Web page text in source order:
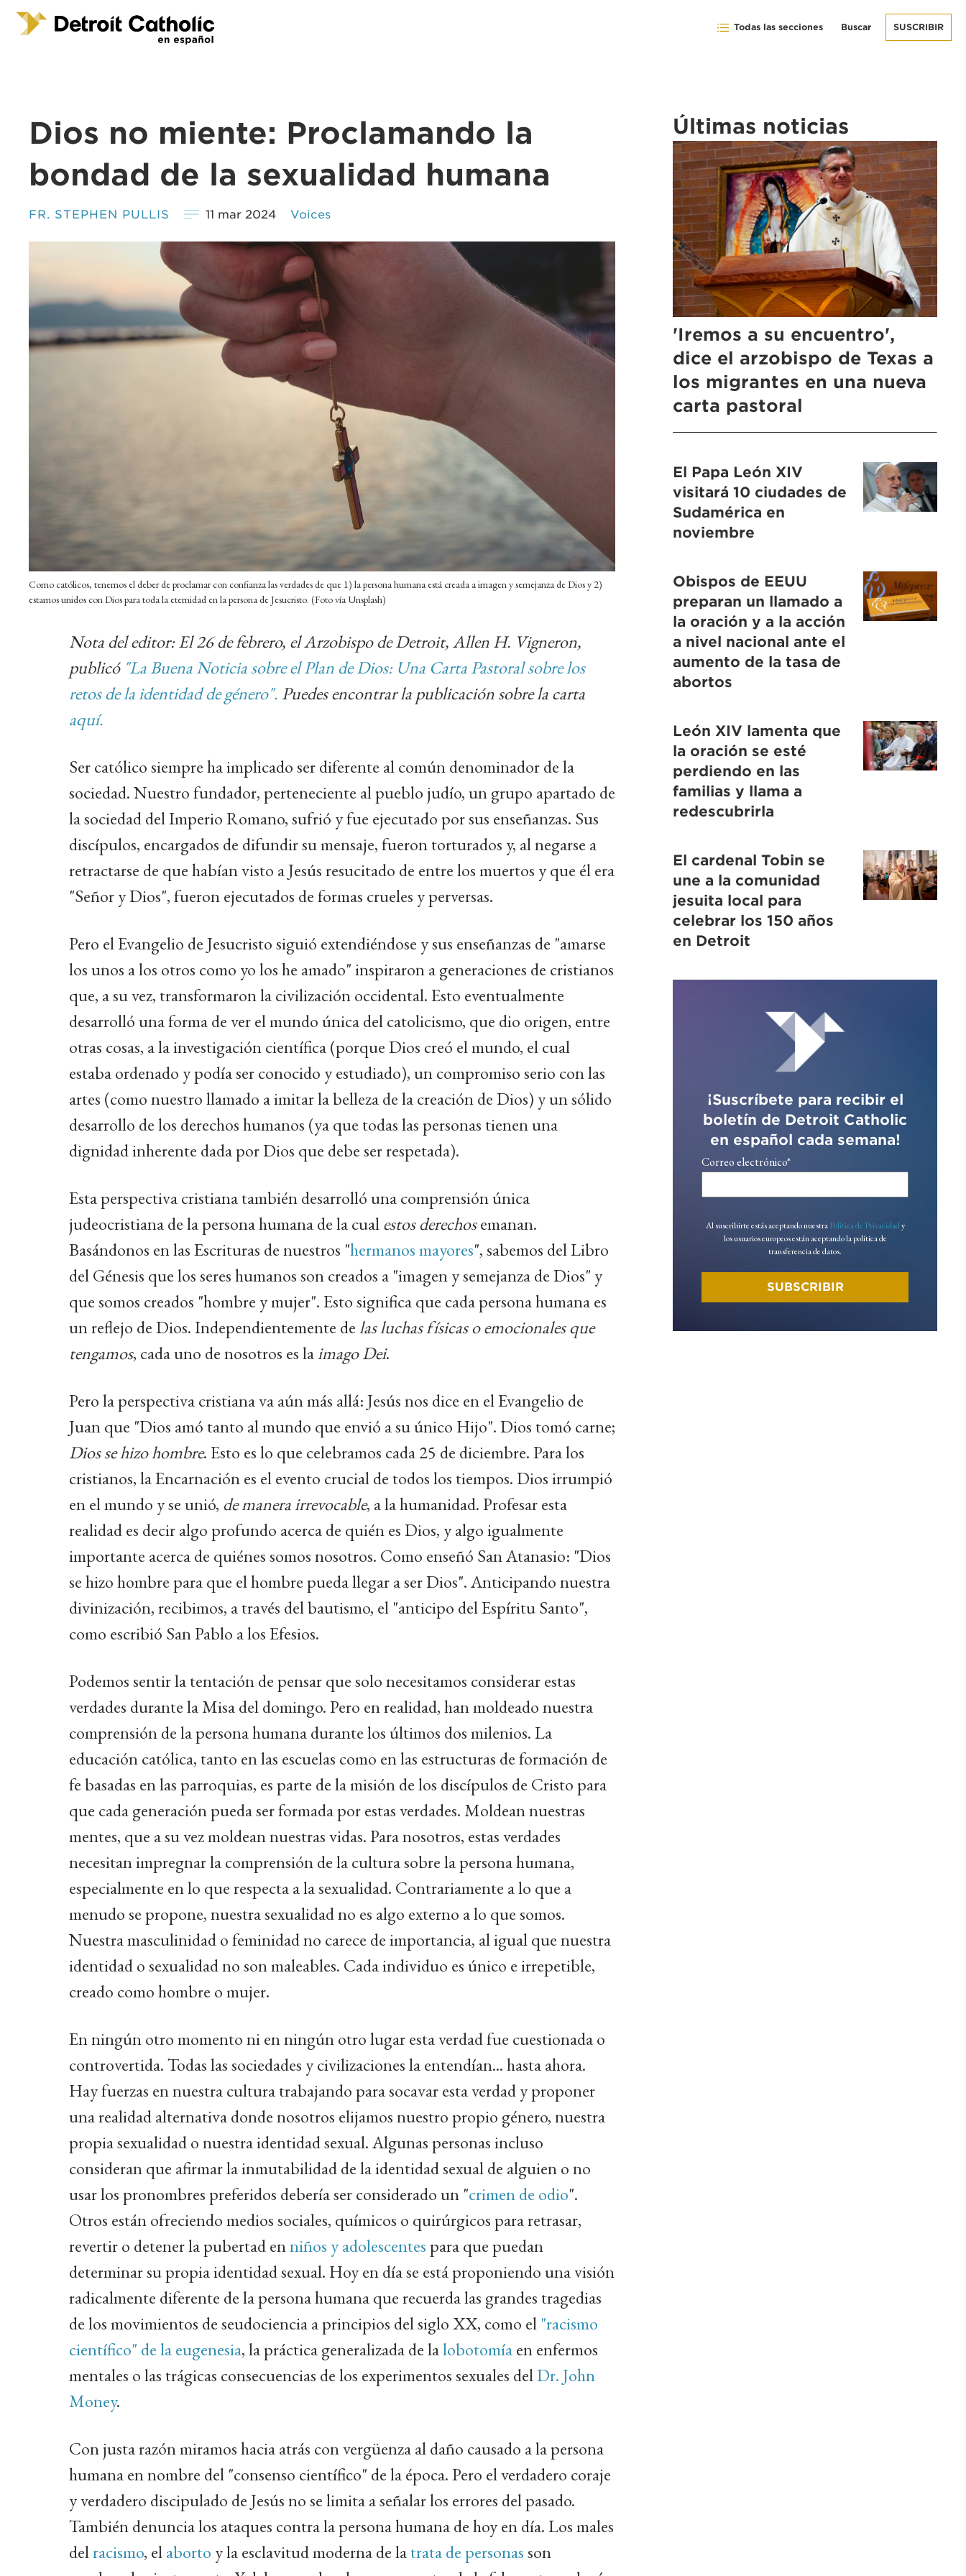
Todas las secciones Buscar SUSCRIBIR
Dios no miente: Proclamando la
bondad de la sexualidad humana
FR. STEPHEN PULLIS 11 mar 2024 Voices
Como católicos, tenemos el deber de proclamar con confianza las verdades de que 1) la persona humana está creada a imagen y semejanza de Dios y 2)
estamos unidos con Dios para toda la eternidad en la persona de Jesucristo. (Foto vía Unsplash)
Nota del editor: El 26 de febrero, el Arzobispo de Detroit, Allen H. Vigneron,
publicó "La Buena Noticia sobre el Plan de Dios: Una Carta Pastoral sobre los
retos de la identidad de género".Puedes encontrar la publicación sobre la carta
aquí.
Ser católico siempre ha implicado ser diferente al común denominador de la
sociedad. Nuestro fundador, perteneciente al pueblo judío, un grupo apartado de
la sociedad del Imperio Romano, sufrió y fue ejecutado por sus enseñanzas. Sus
discípulos, encargados de difundir su mensaje, fueron torturados y, al negarse a
retractarse de que habían visto a Jesús resucitado de entre los muertos y que él era
"Señor y Dios", fueron ejecutados de formas crueles y perversas.
Pero el Evangelio de Jesucristo siguió extendiéndose y sus enseñanzas de "amarse
los unos a los otros como yo los he amado" inspiraron a generaciones de cristianos
que, a su vez, transformaron la civilización occidental. Esto eventualmente
desarrolló una forma de ver el mundo única del catolicismo, que dio origen, entre
otras cosas, a la investigación científica (porque Dios creó el mundo, el cual
estaba ordenado y podía ser conocido y estudiado), un compromiso serio con las
artes (como nuestro llamado a imitar la belleza de la creación de Dios) y un sólido
desarrollo de los derechos humanos (ya que todas las personas tienen una
dignidad inherente dada por Dios que debe ser respetada).
Esta perspectiva cristiana también desarrolló una comprensión única
judeocristiana de la persona humana de la cualestos derechosemanan.
Basándonos en las Escrituras de nuestros "hermanos mayores", sabemos del Libro
del Génesis que los seres humanos son creados a "imagen y semejanza de Dios" y
que somos creados "hombre y mujer". Esto significa que cada persona humana es
un reflejo de Dios. Independientemente delas luchas físicas o emocionales que
tengamos, cada uno de nosotros es laimago Dei.
Pero la perspectiva cristiana va aún más allá: Jesús nos dice en el Evangelio de
Juan que "Dios amó tanto al mundo que envió a su único Hijo". Dios tomó carne;
Dios se hizo hombre. Esto es lo que celebramos cada 25 de diciembre. Para los
cristianos, la Encarnación es el evento crucial de todos los tiempos. Dios irrumpió
en el mundo y se unió, de manera irrevocable, a la humanidad. Profesar esta
realidad es decir algo profundo acerca de quién es Dios, y algo igualmente
importante acerca de quiénes somos nosotros. Como enseñó San Atanasio: "Dios
se hizo hombre para que el hombre pueda llegar a ser Dios". Anticipando nuestra
divinización, recibimos, a través del bautismo, el "anticipo del Espíritu Santo",
como escribió San Pablo a los Efesios.
Podemos sentir la tentación de pensar que solo necesitamos considerar estas
verdades durante la Misa del domingo. Pero en realidad, han moldeado nuestra
comprensión de la persona humana durante los últimos dos milenios. La
educación católica, tanto en las escuelas como en las estructuras de formación de
fe basadas en las parroquias, es parte de la misión de los discípulos de Cristo para
que cada generación pueda ser formada por estas verdades. Moldean nuestras
mentes, que a su vez moldean nuestras vidas. Para nosotros, estas verdades
necesitan impregnar la comprensión de la cultura sobre la persona humana,
especialmente en lo que respecta a la sexualidad. Contrariamente a lo que a
menudo se propone, nuestra sexualidad no es algo externo a lo que somos.
Nuestra masculinidad o feminidad no carece de importancia, al igual que nuestra
identidad o sexualidad no son maleables. Cada individuo es único e irrepetible,
creado como hombre o mujer.
En ningún otro momento ni en ningún otro lugar esta verdad fue cuestionada o
controvertida. Todas las sociedades y civilizaciones la entendían... hasta ahora.
Hay fuerzas en nuestra cultura trabajando para socavar esta verdad y proponer
una realidad alternativa donde nosotros elijamos nuestro propio género, nuestra
propia sexualidad o nuestra identidad sexual. Algunas personas incluso
consideran que afirmar la inmutabilidad de la identidad sexual de alguien o no
usar los pronombres preferidos debería ser considerado un "crimen de odio".
Otros están ofreciendo medios sociales, químicos o quirúrgicos para retrasar,
revertir o detener la pubertad enniños y adolescentes para que puedan
determinar su propia identidad sexual. Hoy en día se está proponiendo una visión
radicalmente diferente de la persona humana que recuerda las grandes tragedias
de los movimientos de seudociencia a principios del siglo XX, como el "racismo
científico" de la eugenesia, la práctica generalizada de lalobotomíaen enfermos
mentales o las trágicas consecuencias de los experimentos sexuales delDr. John
Money.
Con justa razón miramos hacia atrás con vergüenza al daño causado a la persona
humana en nombre del "consenso científico" de la época. Pero el verdadero coraje
y verdadero discipulado de Jesús no se limita a señalar los errores del pasado.
También denuncia los ataques contra la persona humana de hoy en día. Los males
delracismo, elaborto y la esclavitud moderna de latrata de personasson
Últimas noticias
'Iremos a su encuentro',
dice el arzobispo de Texas a
los migrantes en una nueva
carta pastoral
El Papa León XIV
visitará 10 ciudades de
Sudamérica en
noviembre
Obispos de EEUU
preparan un llamado a
la oración y a la acción
a nivel nacional ante el
aumento de la tasa de
abortos
León XIV lamenta que
la oración se esté
perdiendo en las
familias y llama a
redescubrirla
El cardenal Tobin se
une a la comunidad
jesuita local para
celebrar los 150 años
en Detroit
¡Suscríbete para recibir el
boletín de Detroit Catholic
en español cada semana!
Correo electrónico*
Al suscribirte estás aceptando nuestraPolítica de Privacidady
los usuarios europeos están aceptando la política de
transferencia de datos.